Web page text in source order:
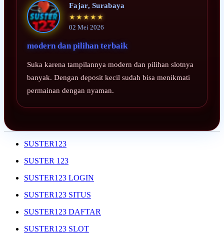
Fajar, Surabaya
★★★★★
02 Mei 2026
modern dan pilihan terbaik
Suka karena tampilannya modern dan pilihan slotnya
banyak. Dengan deposit kecil sudah bisa menikmati
permainan dengan nyaman.
SUSTER123
SUSTER 123
SUSTER123 LOGIN
SUSTER123 SITUS
SUSTER123 DAFTAR
SUSTER123 SLOT